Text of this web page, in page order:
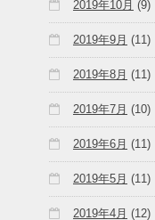
2019年10月 (9)
2019年9月 (11)
2019年8月 (11)
2019年7月 (10)
2019年6月 (11)
2019年5月 (11)
2019年4月 (12)